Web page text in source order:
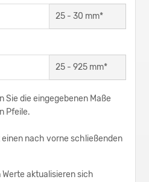
25 -30 mm*
25 -925 mm*
Sie die eingegebenen Maße
Pfeile.
nach vorne schließenden
aktualisieren sich